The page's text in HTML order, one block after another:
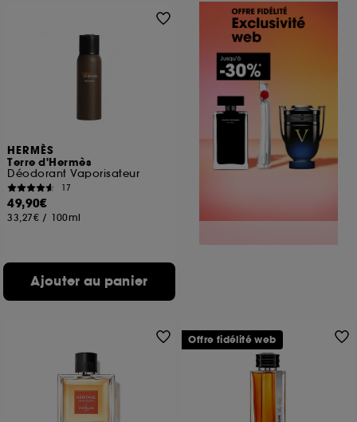
HERMÈS
Terre d'Hermès
Déodorant Vaporisateur
17
49,90€
33,27€ / 100ml
Ajouter au panier
Offre fidélité web